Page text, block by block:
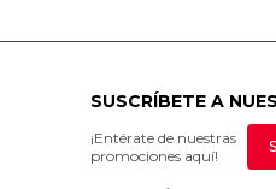
SUSCRÍBETE A
¡Entérate de nuestras
promociones aquí!